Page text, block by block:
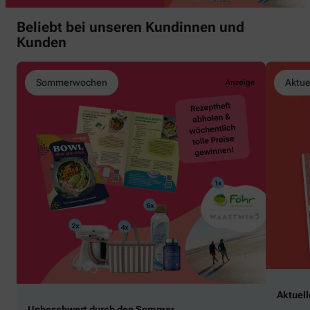
Beliebt bei unseren Kundinnen und
Kunden
Sommerwochen